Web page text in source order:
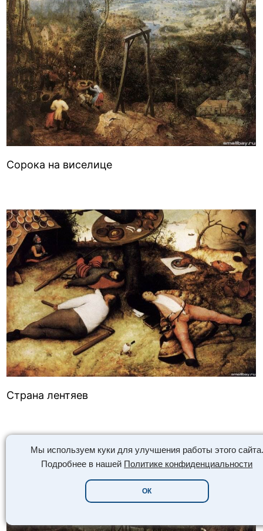
Мы используем куки для улучшения работы этого сайта.
Подробнее в нашей Политике конфиденциальности
ОК
Сорока на виселице
Страна лентяев